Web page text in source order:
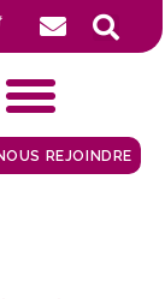
REJOINDRE